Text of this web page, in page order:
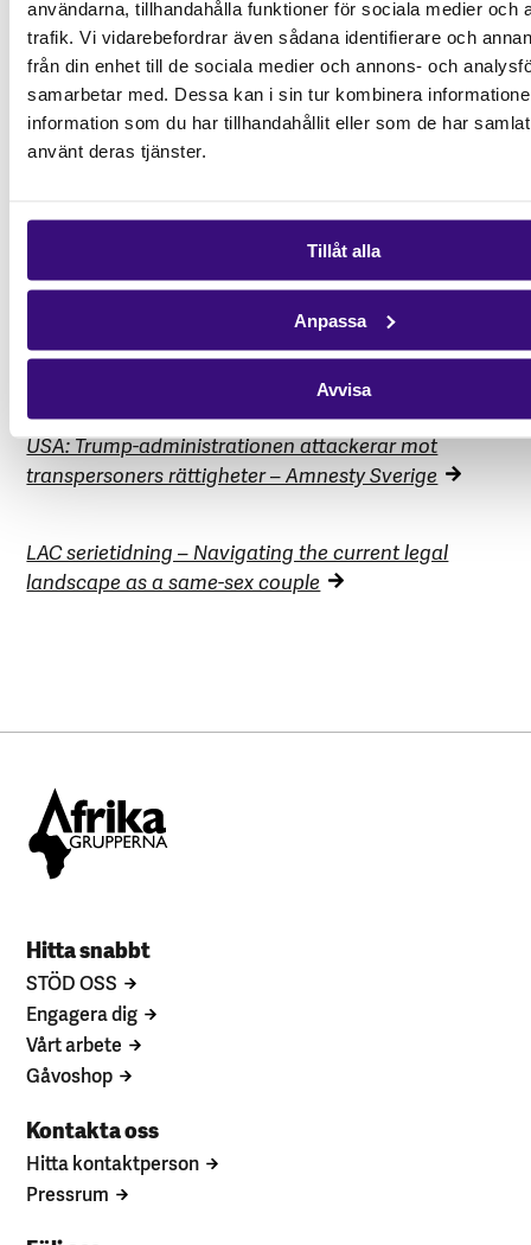
användarna, tillhandahålla funktioner för sociala medier och
trafik. Vi vidarebefordrar även sådana identifierare och
från din enhet till de sociala medier och annons- och
samarbetar med. Dessa kan i sin tur kombinera
information som du har tillhandahållit eller som de har
använt deras tjänster.
Tillåt alla
Anpassa
Avvisa
Ge
juridisk rådgivning och stöd till de människor som
behöver det mest
Stå emot diskriminering och hat mot HBTQI+-
personer
Ge en gåva idag
Källor:
Legal Assistance Centre – Afrikagrupperna
USA: Trump-administrationen attackerar mot
transpersoners rättigheter – Amnesty Sverige
LAC serietidning – Navigating the current legal
landscape as a same-sex couple
Hitta snabbt
STÖD OSS
Engagera dig
Vårt arbete
Gåvoshop
Kontakta oss
Hitta kontaktperson
Pressrum